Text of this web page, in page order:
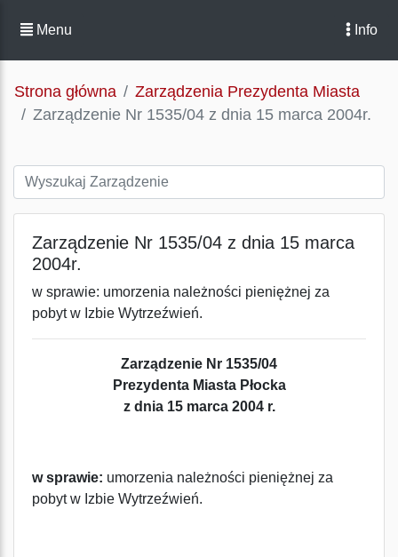
Menu Info
Strona główna
Zarządzenia Prezydenta Miasta
Zarządzenie Nr 1535/04 z dnia 15 marca 2004r.
Zarządzenie Nr 1535/04 z dnia 15 marca
2004r.
w sprawie: umorzenia należności pieniężnej za
pobyt w Izbie Wytrzeźwień.
Zarządzenie Nr 1535/04
Prezydenta Miasta Płocka
z dnia 15 marca 2004 r.
w sprawie: umorzenia należności pieniężnej za
pobyt w Izbie Wytrzeźwień.